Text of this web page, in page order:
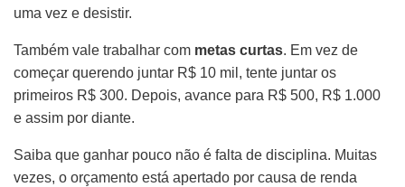
uma vez e desistir.
Também vale trabalhar com metas curtas. Em vez de
começar querendo juntar R$ 10 mil, tente juntar os
primeiros R$ 300. Depois, avance para R$ 500, R$ 1.000
e assim por diante.
Saiba que ganhar pouco não é falta de disciplina. Muitas
vezes, o orçamento está apertado por causa de renda